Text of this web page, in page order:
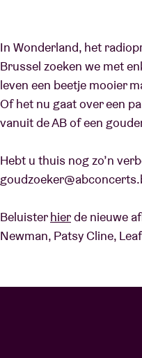
AB
In Wonderland, het
Brussel zoeken we met
leven een beetje mooier
Of het nu gaat over een
vanuit de AB of een
Hebt u thuis nog zo’n
Beluisterhierde nieuwe
Newman, Patsy Cline,